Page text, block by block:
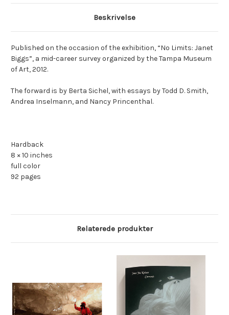
Beskrivelse
Published on the occasion of the exhibition, “No Limits: Janet
Biggs”, a mid-career survey organized by the Tampa Museum
of Art, 2012.
The forward is by Berta Sichel, with essays by Todd D. Smith,
Andrea Inselmann, and Nancy Princenthal.
Hardback
8 × 10 inches
full color
92 pages
Relaterede produkter